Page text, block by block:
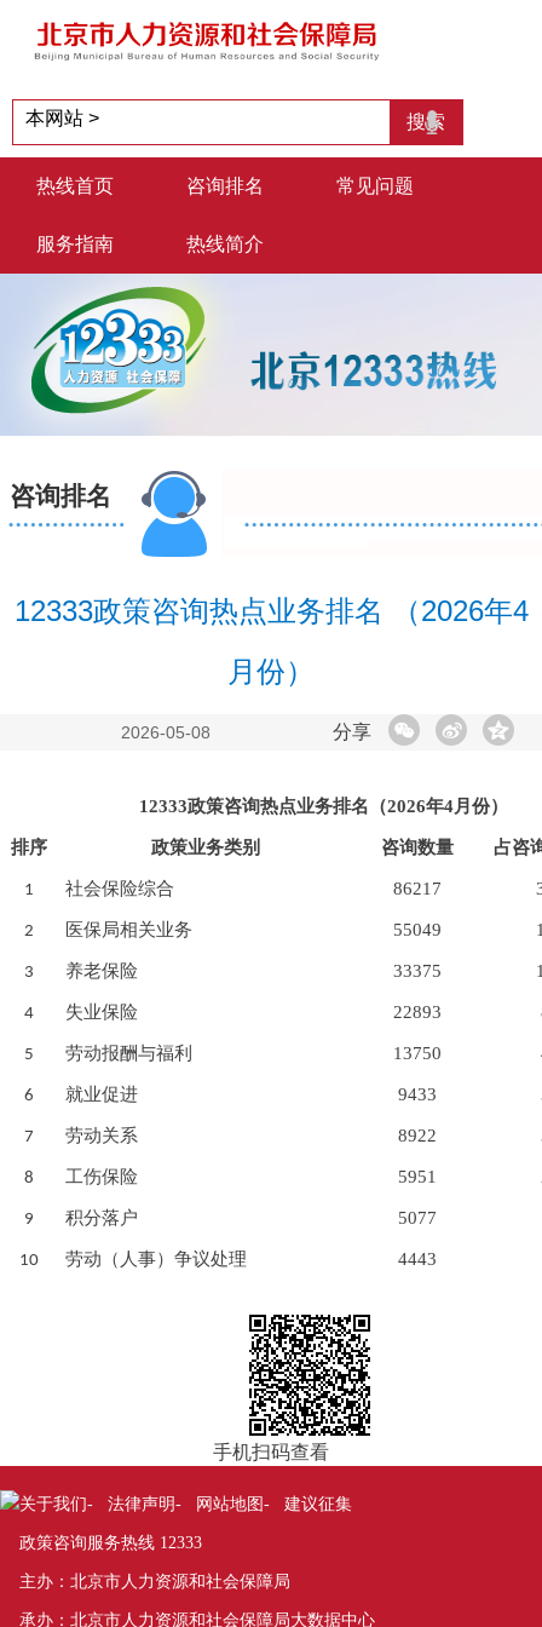
热线首页 咨询排名 常见问题
服务指南 热线简介
咨询排名
12333政策咨询热点业务排名 （2026年4
月份）
2026-05-08 分享
12333政策咨询热点业务排名（2026年4月份）
排序 政策业务类别 咨询数量 占咨
1 社会保险综合 86217
2 医保局相关业务 55049
3 养老保险 33375
4 失业保险 22893
5 劳动报酬与福利 13750
6 就业促进 9433
7 劳动关系 8922
8 工伤保险 5951
9 积分落户 5077
10 劳动（人事）争议处理 4443
手机扫码查看
关于我们- 法律声明- 网站地图- 建议征集
政策咨询服务热线 12333
主办：北京市人力资源和社会保障局
承办：北京市人力资源和社会保障局大数据中心